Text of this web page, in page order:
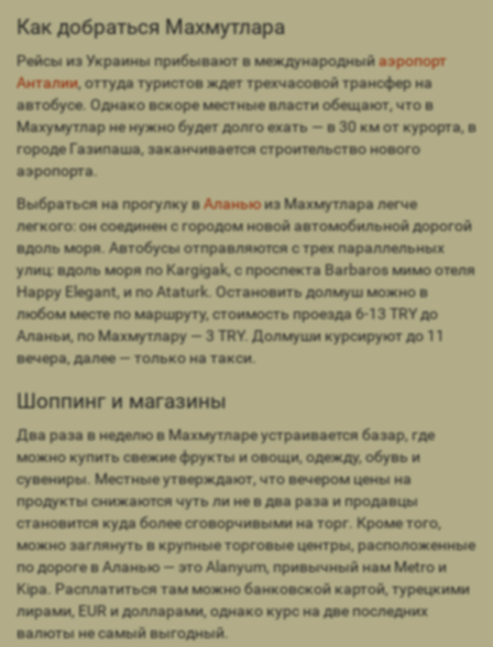
Как добраться Махмутлара
Рейсы из Украины прибывают в международныйаэропорт
Анталии, оттуда туристов ждет трехчасовой трансфер на
автобусе. Однако вскоре местные власти обещают, что в
Махумутлар не нужно будет долго ехать — в 30 км от курорта, в
городе Газипаша, заканчивается строительство нового
аэропорта.
Выбраться на прогулку вАланьюиз Махмутлара легче
легкого: он соединен с городом новой автомобильной дорогой
вдоль моря. Автобусы отправляются с трех параллельных
улиц: вдоль моря по Kargigak, с проспекта Barbaros мимо отеля
Happy Elegant, и по Ataturk. Остановить долмуш можно в
любом месте по маршруту, стоимость проезда 6-13 TRY до
Аланьи, по Махмутлару — 3 TRY. Долмуши курсируют до 11
вечера, далее — только на такси.
Шоппинг и магазины
Два раза в неделю в Махмутларе устраивается базар, где
можно купить свежие фрукты и овощи, одежду, обувь и
сувениры. Местные утверждают, что вечером цены на
продукты снижаются чуть ли не в два раза и продавцы
становится куда более сговорчивыми на торг. Кроме того,
можно заглянуть в крупные торговые центры, расположенные
по дороге в Аланью — это Alanyum, привычный нам Metro и
Kipa. Расплатиться там можно банковской картой, турецкими
лирами, EUR и долларами, однако курс на две последних
валюты не самый выгодный.